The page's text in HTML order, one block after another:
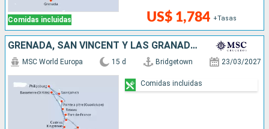
Comidas incluidas US$ 1,784 +Tasas
GRENADA, SAN VINCENT Y LAS GRANADINAS, SAN MARTÍN, ANTIGUA Y BARBUDA, DOMINICA, SANTA LUCIA, BARBADOS
MSC World Europa 15 d Bridgetown 23/03/2027
Comidas incluidas